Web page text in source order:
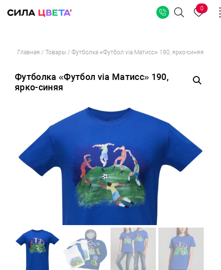
Перейти
содержимому
Поиск
0
Главная / Товары / Футболка «Футбол via Матисс» 190, ярко-синяя
Футболка «Футбол via Матисс» 190,
ярко-синяя